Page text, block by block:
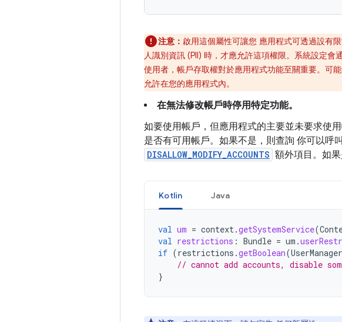
注意： 啟用這個屬性可讓您 應用程式可透過設有
人識別資訊 (PII) 時，才應允許這項權限。系統設定
使用者，帳戶存取權對於應用程式功能至關重要。可
允許在您的應用程式內。
在無法修改帳戶時停用特定功能。
如要使用帳戶，但應用程式的主要並未要求使
是否有可用帳戶。如果不是，則查詢 你可以呼叫
DISALLOW_MODIFY_ACCOUNTS 額外項目。如
Kotlin Java
val um = context.getSystemService(
val restrictions : Bundle = um .
if (restrictions .getBoolean(UserManager
// cannot add accounts, disable
}